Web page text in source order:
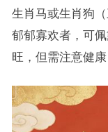
生肖马或生肖狗
郁郁寡欢者，可
旺，但需注意健